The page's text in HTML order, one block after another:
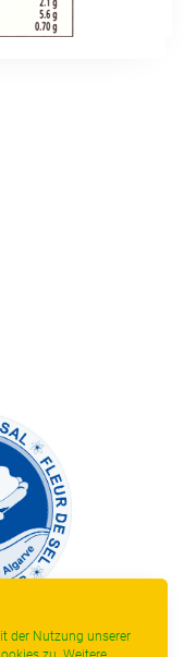
der Nutzung unserer